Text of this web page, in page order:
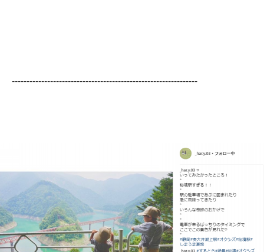
---------------------------------------------------------------